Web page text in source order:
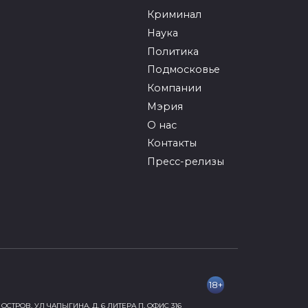
Криминал
Наука
Политика
Подмосковье
Компании
Мэрия
О нас
Контакты
Пресс-релизы
18+
УЛ ЧАПЫГИНА, Д. 6 ЛИТЕРА П, ОФИС 316